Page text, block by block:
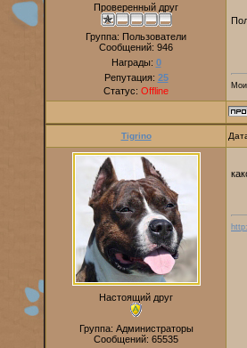
Проверенный друг
Группа: Пользователи
Сообщений: 946
Награды: 0
Репутация: 25
Статус: Offline
Tigrino
Настоящий друг
Группа: Администраторы
Сообщений: 65535